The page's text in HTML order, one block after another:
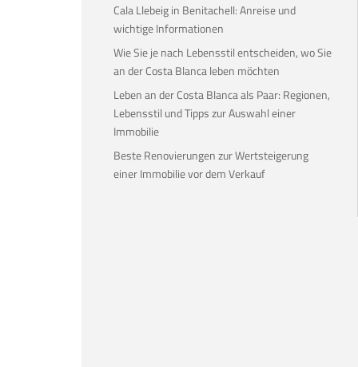
Cala Llebeig in Benitachell: Anreise und
wichtige Informationen
Wie Sie je nach Lebensstil entscheiden, wo Sie
an der Costa Blanca leben möchten
Leben an der Costa Blanca als Paar: Regionen,
Lebensstil und Tipps zur Auswahl einer
Immobilie
Beste Renovierungen zur Wertsteigerung
einer Immobilie vor dem Verkauf